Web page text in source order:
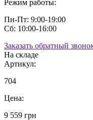
Режим работы:
Пн-Пт: 9:00-19:00
Сб: 10:00-16:00
Заказать обратный
На складе
Артикул:
704
Цена:
9 559 грн